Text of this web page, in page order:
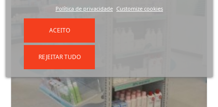
Política de privacidade Customize cookies
REJEITAR TUDO
ACEITO